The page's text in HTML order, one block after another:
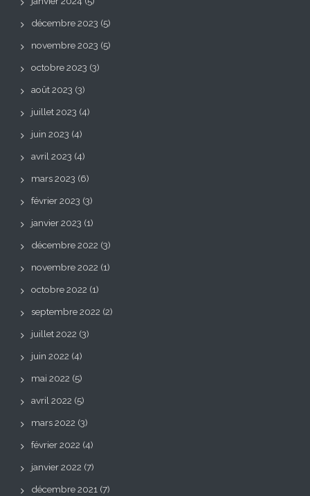
décembre 2023 (5)
novembre 2023 (5)
octobre 2023 (3)
août 2023 (3)
juillet 2023 (4)
juin 2023 (4)
avril 2023 (4)
mars 2023 (6)
février 2023 (3)
janvier 2023 (1)
décembre 2022 (3)
novembre 2022 (1)
octobre 2022 (1)
septembre 2022 (2)
juillet 2022 (3)
juin 2022 (4)
mai 2022 (5)
avril 2022 (5)
mars 2022 (3)
février 2022 (4)
janvier 2022 (7)
décembre 2021 (7)